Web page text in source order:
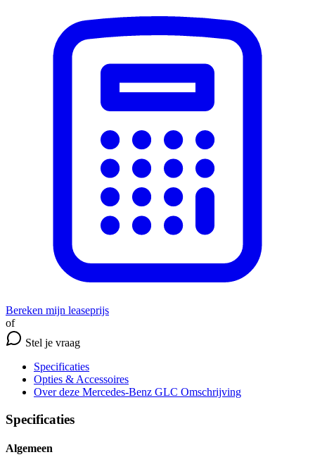
Bereken mijn leaseprijs
of
Stel je vraag
Specificaties
Opties & Accessoires
Over deze Mercedes-Benz GLC Omschrijving
Specificaties
Algemeen